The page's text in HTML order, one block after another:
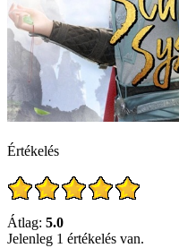
Értékelés
Átlag: 5.0
Jelenleg 1 értékelés van.